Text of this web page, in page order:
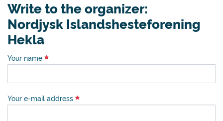
Write to the organizer:
Nordjysk Islandshesteforening
Hekla
Your name
Your e-mail address